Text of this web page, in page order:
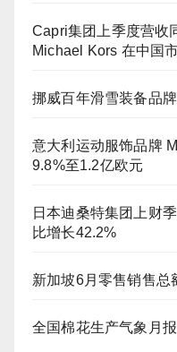
Capri集团上季度营收
Michael Kors 在中国
挪威百年滑雪装备品
意大利运动服饰品牌
9.8%至1.2亿欧元
日本迪桑特集团上财
比增长42.2%
新加坡6月零售销售总
全国棉花生产气象月